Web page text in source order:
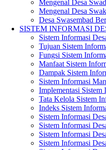
Mengenal Desa
Mengenal Desa
Desa Swasembad
SISTEM INFORMASI
Sistem Informasi
Tujuan Sistem
Fungsi Sistem
Manfaat Sistem
Dampak Sistem
Sistem Informasi
Implementasi Sistem
Tata Kelola Sistem
Indeks Sistem
Sistem Informasi
Sistem Informasi
Sistem Informasi
Sistem Informasi